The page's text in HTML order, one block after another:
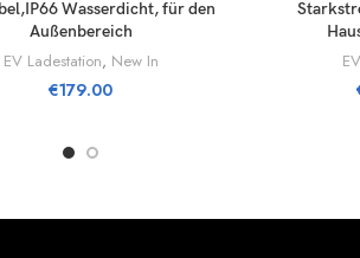
Wasserdicht, für den
Außenbereich
EV Ladestation, New In
€179.00